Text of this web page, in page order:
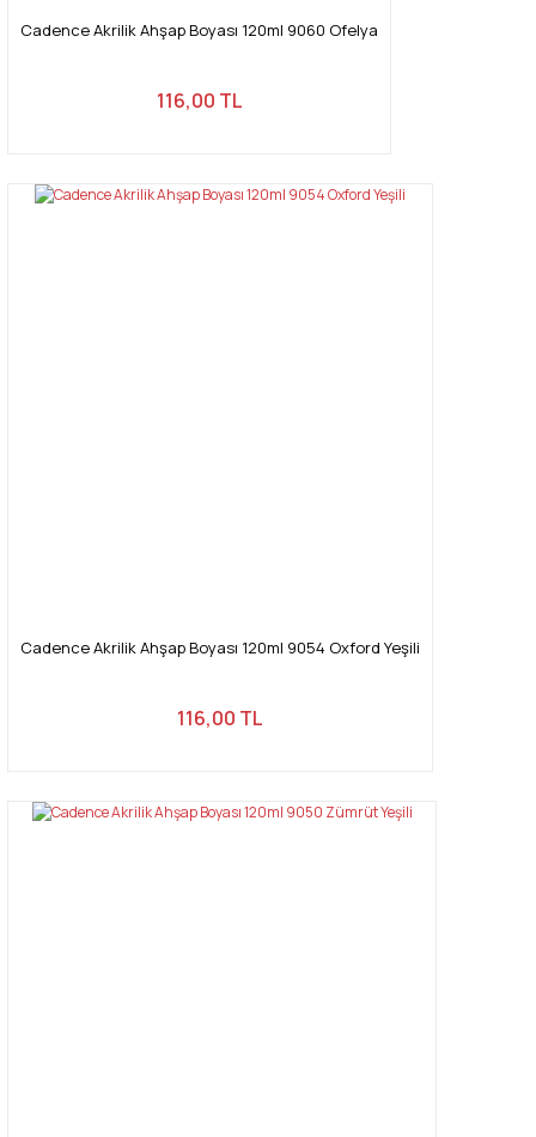
Cadence Akrilik Ahşap Boyası 120ml 9060 Ofelya
116,00 TL
Cadence Akrilik Ahşap Boyası 120ml 9054 Oxford Yeşili
116,00 TL